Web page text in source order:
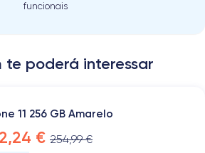
funcionais
te poderá interessar
11 256 GB Amarelo
€ 254,99 €